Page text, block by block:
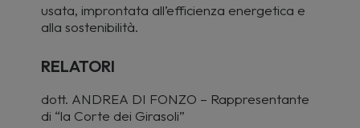
usata, improntata all’efficienza energetica e
alla sostenibilità.
RELATORI
dott. ANDREA DI FONZO – Rappresentante
di “la Corte dei Girasoli”